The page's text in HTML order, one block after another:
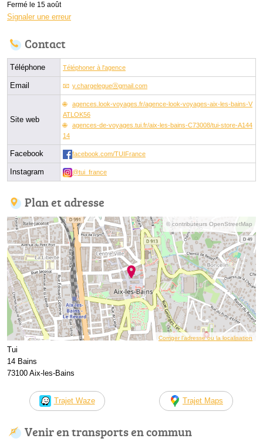
Fermé le 15 août
Signaler une erreur
Contact
Téléphone Téléphoner à l'agence
Email y.chargelegueⓐgmail.com
Site web
agences.look-voyages.fr/agence-look-voyages-aix-les-bains-V
ATLOK56
agences-de-voyages.tui.fr/aix-les-bains-C73008/tui-store-A144
14
Facebook facebook.com/TUIFrance
Instagram @tui_france
Plan et adresse
© contributeurs OpenStreetMap
Corriger l’adresse ou la localisation
Tui
14 Bains
73100 Aix-les-Bains
Trajet Waze Trajet Maps
Venir en transports en commun